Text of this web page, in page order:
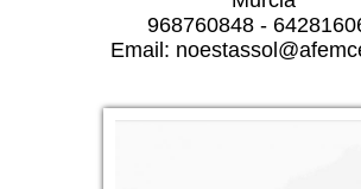
968760848 -
Email: